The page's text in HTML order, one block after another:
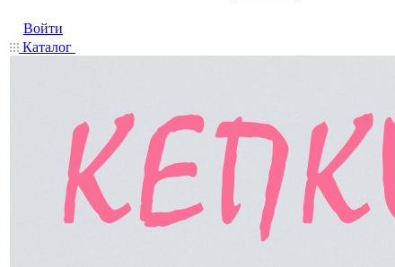
Войти
Каталог